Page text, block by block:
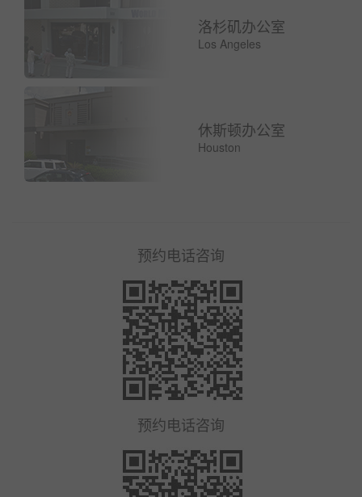
洛杉矶办公室
Los Angeles
休斯顿办公室
Houston
预约电话咨询
预约电话咨询